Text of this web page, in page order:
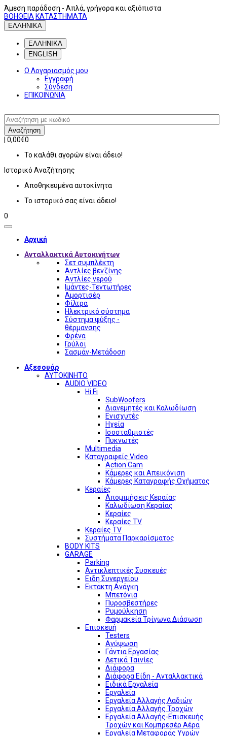
Άμεση παράδοση - Απλά, γρήγορα και αξιόπιστα
ΒΟΗΘΕΙΑ ΚΑΤΑΣΤΗΜΑΤΑ
ΕΛΛΗΝΙΚΑ
ΕΛΛΗΝΙΚΑ
ENGLISH
Ο Λογαριασμός μου
Εγγραφή
Σύνδεση
ΕΠΙΚΟΙΝΩΝΙΑ
Αναζήτηση
0,00€0
Το καλάθι αγορών είναι άδειο!
Ιστορικό Αναζήτησης
Αποθηκευμένα αυτοκίνητα
Το ιστορικό σας είναι άδειο!
0
Αρχική
Ανταλλακτικά Αυτοκινήτων
Σετ συμπλέκτη
Αντλίες βενζίνης
Αντλίες νερού
Ιμάντες-Τεντωτήρες
Αμορτισέρ
Φίλτρα
Ηλεκτρικό σύστημα
Σύστημα ψύξης -
θέρμανσης
Φρένα
Γρύλοι
Σασμάν-Μετάδοση
Αξεσουάρ
ΑΥΤΟΚΙΝΗΤΟ
AUDIO VIDEO
Hi Fi
SubWoofers
Διανεμητές και Καλωδίωση
Ενισχυτές
Ηχεία
Ισοσταθμιστές
Πυκνωτές
Multimedia
Καταγραφείς Video
Action Cam
Κάμερες και Απεικόνιση
Κάμερες Καταγραφής Οχήματος
Κεραίες
Απομιμήσεις Κεραίας
Καλωδίωση Κεραίας
Κεραίες
Κεραίες TV
Κεραίες TV
Συστήματα Παρκαρίσματος
BODY KITS
GARAGE
Parking
Αντικλεπτικές Συσκευές
Ειδη Συνεργείου
Εκτακτη Ανάγκη
Μπετόνια
Πυροσβεστήρες
Ρυμούλκηση
Φαρμακεία Τρίγωνα Διάσωση
Επισκευή
Testers
Ανύψωση
Γάντια Εργασίας
Δετικά Ταινίες
Διάφορα
Διάφορα Είδη - Ανταλλακτικά
Ειδικά Εργαλεία
Εργαλεία
Εργαλεία Αλλαγής Λαδιών
Εργαλεία Αλλαγής Τροχών
Εργαλεία Αλλαγής-Επισκευής
Τροχών και Κομπρεσέρ Αέρα
Εργαλεία Μεταφοράς Υγρών